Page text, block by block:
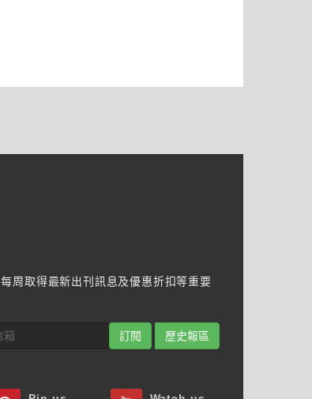
每周取得最新出刊訊息及優惠折扣等重要
訂閱 歷史報區